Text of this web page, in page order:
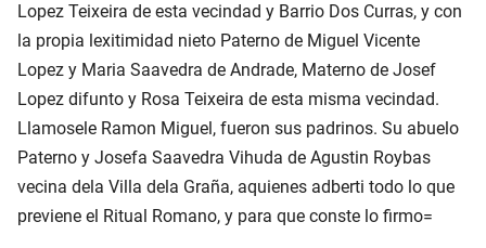
Lopez Teixeira de esta vecindad y Barrio Dos Curras, y con
la propia lexitimidad nieto Paterno de Miguel Vicente
Lopez y Maria Saavedra de Andrade, Materno de Josef
Lopez difunto y Rosa Teixeira de esta misma vecindad.
Llamosele Ramon Miguel, fueron sus padrinos. Su abuelo
Paterno y Josefa Saavedra Vihuda de Agustin Roybas
vecina dela Villa dela Graña, aquienes adberti todo lo que
previene el Ritual Romano, y para que conste lo firmo=